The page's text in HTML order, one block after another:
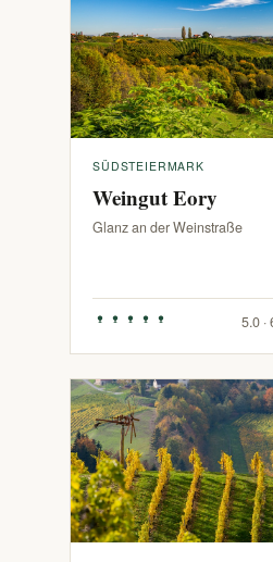
SÜDSTEIERMARK
Weingut Eory
Glanz an der Weinstraße
5.0